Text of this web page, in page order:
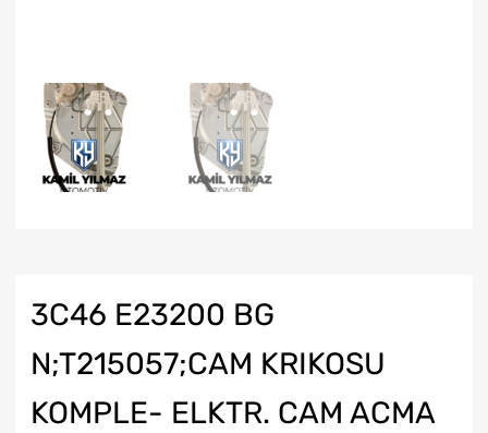
3C46 E23200 BG
N;T215057;CAM KRIKOSU
KOMPLE- ELKTR. CAM ACMA